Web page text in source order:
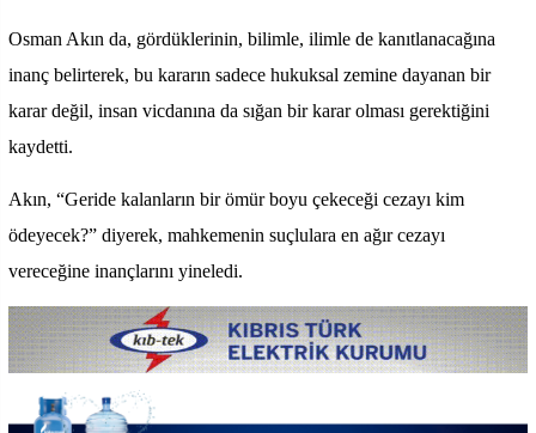
Osman Akın da, gördüklerinin, bilimle, ilimle de kanıtlanacağına
inanç belirterek, bu kararın sadece hukuksal zemine dayanan bir
karar değil, insan vicdanına da sığan bir karar olması gerektiğini
kaydetti.
Akın, “Geride kalanların bir ömür boyu çekeceği cezayı kim
ödeyecek?” diyerek, mahkemenin suçlulara en ağır cezayı
vereceğine inançlarını yineledi.